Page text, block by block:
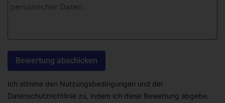
Ich stimme den Nutzungsbedingungen und der
Datenschutzrichtlinie zu, indem ich diese Bewertung abgebe.